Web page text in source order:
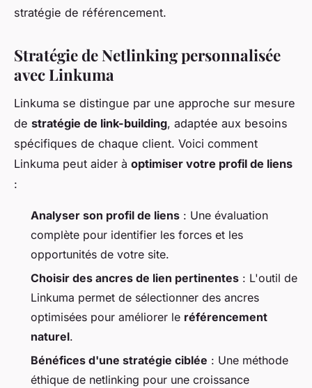
stratégie de référencement.
Stratégie de Netlinking personnalisée
avec Linkuma
Linkuma se distingue par une approche sur mesure
de stratégie de link-building, adaptée aux besoins
spécifiques de chaque client. Voici comment
Linkuma peut aider à optimiser votre profil de liens
:
Analyser son profil de liens : Une évaluation
complète pour identifier les forces et les
opportunités de votre site.
Choisir des ancres de lien pertinentes : L'outil de
Linkuma permet de sélectionner des ancres
optimisées pour améliorer le référencement
naturel.
Bénéfices d'une stratégie ciblée : Une méthode
éthique de netlinking pour une croissance